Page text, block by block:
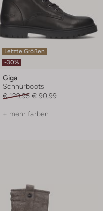
Letzte Größen
-30%
Giga
Schnürboots
€ 129,95 € 90,99
+ mehr farben